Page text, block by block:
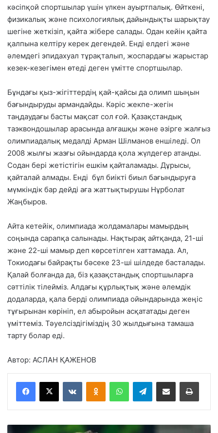
кәсіпқой спортшылар үшін үлкен ауыртпалық. Өйткені,
физикалық және психологиялық дайындықты шарықтау
шегіне жеткізіп, қайта жібере салады. Одан кейін қайта
қалпына келтіру керек дегендей. Енді елдегі және
әлемдегі эпидахуал тұрақталып, жоспардағы жарыстар
кезек-кезегімен өтеді деген үмітте спортшылар.
Бұндағы қыз-жігіттердің қай-қайсы да олимп шыңын
бағындыруды армандайды. Кәріс жекпе-жегін
таңдаудағы басты мақсат сол ғой. Қазақстандық
таэквондошылар арасында алғашқы және әзірге жалғыз
олимпиадалық медалді Арман Шілманов еншіледі. Ол
2008 жылғы жазғы ойындарда қола жүлдегер атанды.
Содан бері жетістігін ешкім қайталамады. Дұрысы,
қайталай алмады. Енді бұл биікті биыл бағындыруға
мүмкіндік бар дейді аға жаттықтырушы Нұрболат
Жаңбыров.
Айта кетейік, олимпиада жолдамалары мамырдың
соңында сарапқа салынады. Нақтырақ айтқанда, 21-ші
және 22-ші мамыр деп көрсетілген хаттамада. Ал,
Токиодағы байрақты бәсеке 23-ші шілдеде басталады.
Қалай болғанда да, біз қазақстандық спортшыларға
сәттілік тілейміз. Алдағы құрлықтық және әлемдік
додаларда, қала берді олимпиада ойындарында жеңіс
тұғырынан көрініп, ел абыройын асқататады деген
үміттеміз. Тәуелсіздігіміздің 30 жылдығына тамаша
тарту болар еді.
Автор: АСЛАН ҚАЖЕНОВ
Telegram